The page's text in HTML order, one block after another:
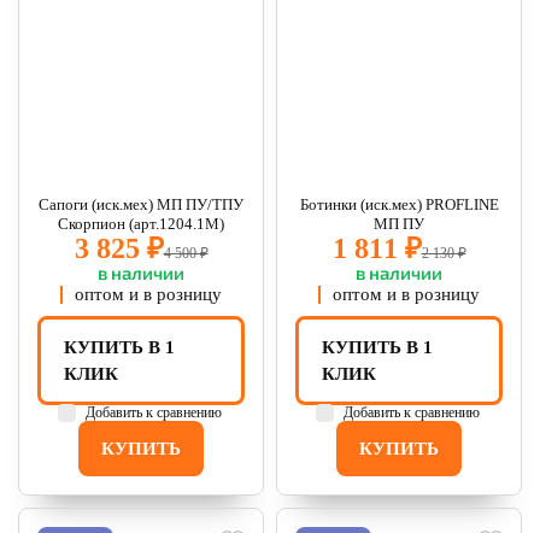
Сапоги (иск.мех) МП ПУ/ТПУ
Скорпион (арт.1204.1М)
3 825 ₽4 500 ₽
в наличии
оптом и в розницу
КУПИТЬ
КУПИТЬ В 1
КЛИК
Добавить к сравнению
Ботинки (иск.мех) PROFLINE
МП ПУ
1 811 ₽2 130 ₽
в наличии
оптом и в розницу
КУПИТЬ
КУПИТЬ В 1
КЛИК
Добавить к сравнению